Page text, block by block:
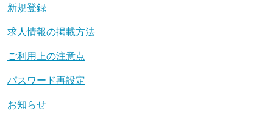
新規登録
求人情報の掲載方法
ご利用上の注意点
パスワード再設定
お知らせ